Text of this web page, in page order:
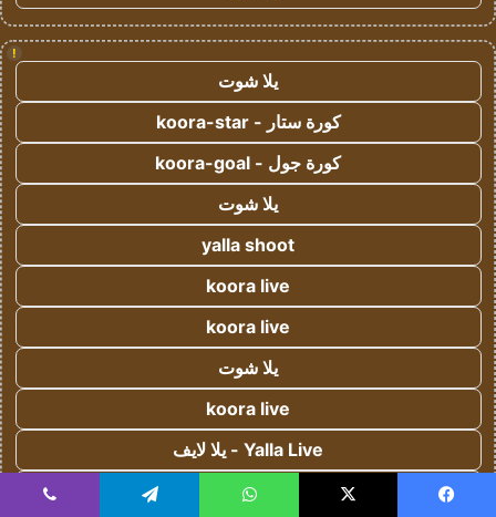
!
يلا شوت
كورة ستار - koora-star
كورة جول - koora-goal
يلا شوت
yalla shoot
koora live
koora live
يلا شوت
koora live
Yalla Live - يلا لايف
كورة اون لاين - koora onl